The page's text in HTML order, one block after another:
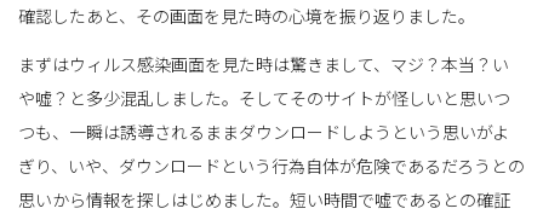
確認したあと、その画面を見た時の心境を振り返りました。
まずはウィルス感染画面を見た時は驚きまして、マジ？本当？い
や嘘？と多少混乱しました。そしてそのサイトが怪しいと思いつ
つも、一瞬は誘導されるままダウンロードしようという思いがよ
ぎり、いや、ダウンロードという行為自体が危険であるだろうとの
思いから情報を探しはじめました。短い時間で嘘であるとの確証